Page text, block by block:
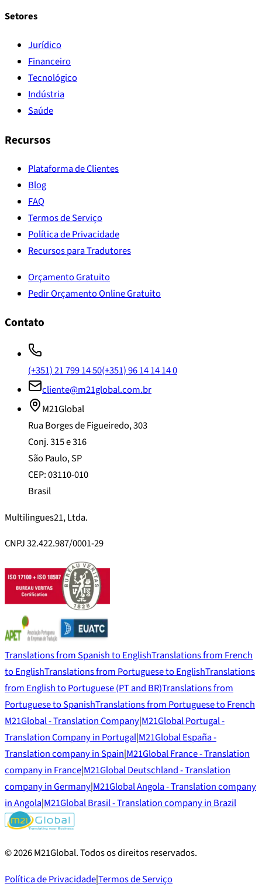
Setores
Jurídico
Financeiro
Tecnológico
Indústria
Saúde
Recursos
Plataforma de Clientes
Blog
FAQ
Termos de Serviço
Política de Privacidade
Recursos para Tradutores
Orçamento Gratuito
Pedir Orçamento Online Gratuito
Contato
(+351) 21 799 14 50(+351) 96 14 14 14 0
cliente@m21global.com.br
M21Global
Rua Borges de Figueiredo, 303
Conj. 315 e 316
São Paulo, SP
CEP: 03110-010
Brasil
Multilingues21, Ltda.
CNPJ 32.422.987/0001-29
Translations from Spanish to EnglishTranslations from French
to EnglishTranslations from Portuguese to EnglishTranslations
from English to Portuguese (PT and BR)Translations from
Portuguese to SpanishTranslations from Portuguese to French
M21Global - Translation Company|M21Global Portugal -
Translation Company in Portugal|M21Global España -
Translation company in Spain|M21Global France - Translation
company in France|M21Global Deutschland - Translation
company in Germany|M21Global Angola - Translation company
in Angola|M21Global Brasil - Translation company in Brazil
©2026M21Global.Todos os direitos reservados.
Política de Privacidade|Termos de Serviço